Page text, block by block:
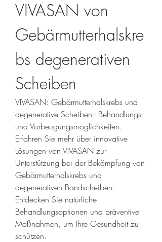
VIVASAN von
Gebärmutterhalskre
bs degenerativen
Scheiben
VIVASAN: Gebärmutterhalskrebs und
degenerative Scheiben - Behandlungs-
und Vorbeugungsmöglichkeiten.
Erfahren Sie mehr über innovative
Lösungen von VIVASAN zur
Unterstützung bei der Bekämpfung von
Gebärmutterhalskrebs und
degenerativen Bandscheiben.
Entdecken Sie natürliche
Behandlungsoptionen und präventive
Maßnahmen, um Ihre Gesundheit zu
schützen.